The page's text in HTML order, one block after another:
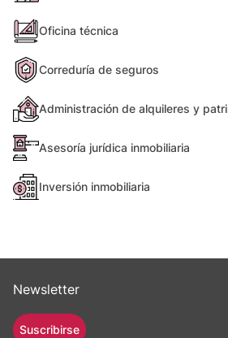
Oficina técnica
Correduría de seguros
Administración de alquileres y
Asesoría jurídica inmobiliaria
Inversión inmobiliaria
Newsletter
Suscribirse